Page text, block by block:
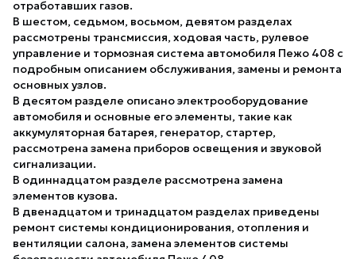
отработавших газов.
В шестом, седьмом, восьмом, девятом разделах
рассмотрены трансмиссия, ходовая часть, рулевое
управление и тормозная система автомобиля Пежо 408 с
подробным описанием обслуживания, замены и ремонта
основных узлов.
В десятом разделе описано электрооборудование
автомобиля и основные его элементы, такие как
аккумуляторная батарея, генератор, стартер,
рассмотрена замена приборов освещения и звуковой
сигнализации.
В одиннадцатом разделе рассмотрена замена
элементов кузова.
В двенадцатом и тринадцатом разделах приведены
ремонт системы кондиционирования, отопления и
вентиляции салона, замена элементов системы